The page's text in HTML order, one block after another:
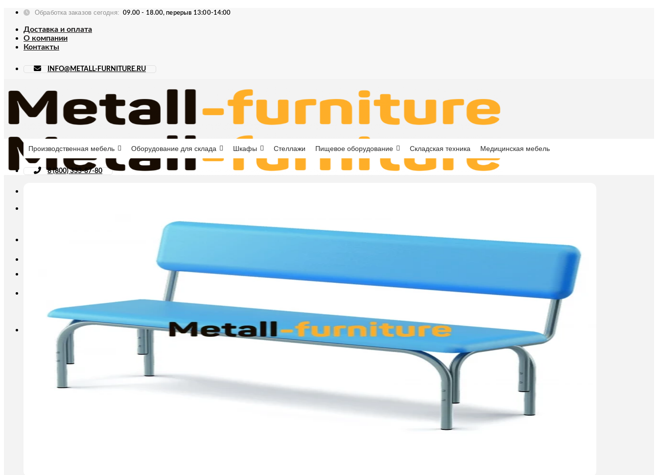
Skip
content
Обработка заказов сегодня: 09.00 - 18.00, перерыв 13:00-14:00
Доставка и оплата
О компании
Контакты
INFO@METALL-FURNITURE.RU
Корзина пуста.
Производственная мебель Оборудование для склада Шкафы Стеллажи Пищевое оборудование Складская техника Медицинская мебель
8 (800) 333-87-80